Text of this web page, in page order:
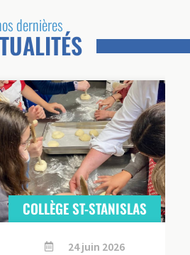
dernières
ST-STANISLAS
24 juin 2026